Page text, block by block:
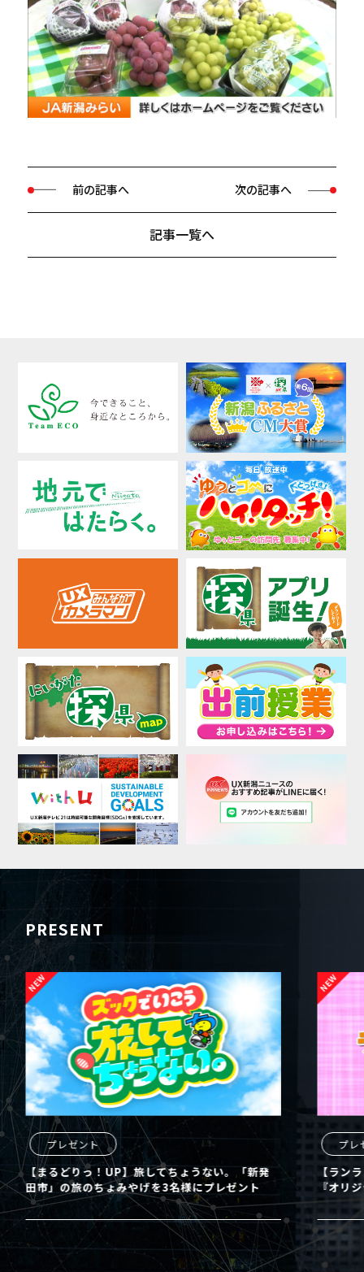
前の記事へ
記事一覧へ
次の記事へ
PRESENT
プレゼント
【まるどりっ！UP】旅してちょうない。「新発
田市」の旅のちょみやげを3名様にプレゼント
プレ
【ラン
『オリ